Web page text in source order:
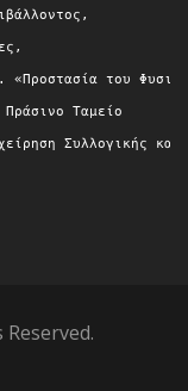
του
Πράσινο Ταμείο
Συλλογικής